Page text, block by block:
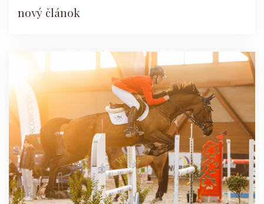
nový článok